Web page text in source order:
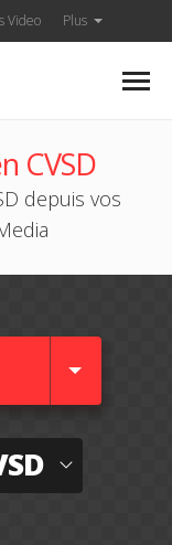
Video Plus
CVSD
depuis vos